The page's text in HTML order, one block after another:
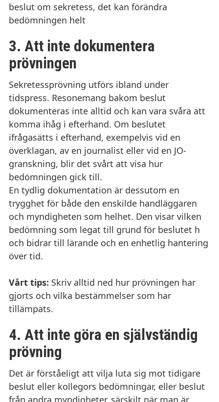
beslut om sekretess, det kan förändra
bedömningen helt
3. Att inte dokumentera
prövningen
Sekretessprövning utförs ibland under
tidspress. Resonemang bakom beslut
dokumenteras inte alltid och kan vara svåra att
komma ihåg i efterhand. Om beslutet
ifrågasätts i efterhand, exempelvis vid en
överklagan, av en journalist eller vid en JO-
granskning, blir det svårt att visa hur
bedömningen gick till.
En tydlig dokumentation är dessutom en
trygghet för både den enskilde handläggaren
och myndigheten som helhet. Den visar vilken
bedömning som legat till grund för beslutet h
och bidrar till lärande och en enhetlig hantering
över tid.
Vårt tips: Skriv alltid ned hur prövningen har
gjorts och vilka bestämmelser som har
tillämpats.
4. Att inte göra en självständig
prövning
Det är förståeligt att vilja luta sig mot tidigare
beslut eller kollegors bedömningar, eller beslut
från andra myndigheter, särskilt när man är